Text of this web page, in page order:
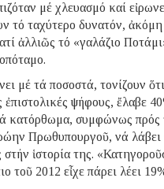
μέ χλευασμό καί
τό ταχύτερο δυνατόν, ἀκόμη
ἀλλιῶς τό «γαλάζιο
μέ τά ποσοστά, τονίζουν
ἐπιστολικές ψήφους, ἔλαβε
κατόρθωμα, συμφώνως πρός
Πρωθυπουργοῦ, νά λάβει
ἱστορία της.
τοῦ 2012 εἶχε πάρει λέει